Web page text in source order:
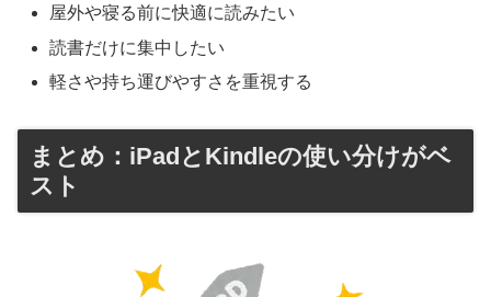
屋外や寝る前に快適に読みたい
読書だけに集中したい
軽さや持ち運びやすさを重視する
まとめ：iPadとKindleの使い分けがベ
スト